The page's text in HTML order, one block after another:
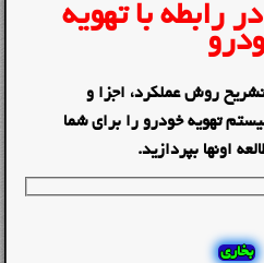
رابطه با تهویه
و تشریح روش عملکرد، اجزا و
تهویه خودرو را برای شما
اونها بپردازید.
بخاری